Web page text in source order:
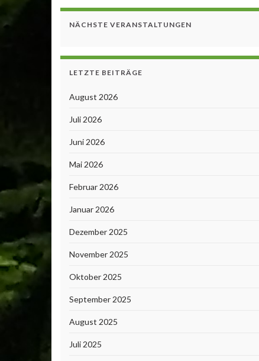
NÄCHSTE VERANSTALTUNGEN
LETZTE BEITRÄGE
August 2026
Juli 2026
Juni 2026
Mai 2026
Februar 2026
Januar 2026
Dezember 2025
November 2025
Oktober 2025
September 2025
August 2025
Juli 2025